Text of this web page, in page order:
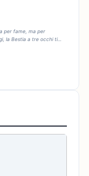
per fame, ma per
la Bestia a tre occhi ti